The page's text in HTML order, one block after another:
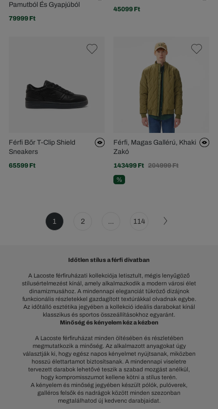
Pamutból És Gyapjúból
79999 Ft
45099 Ft
Férfi Bőr T-Clip Shield
Sneakers
65599 Ft
Férfi, Magas Gallérú, Khaki
Zakó
143499 Ft 204999 Ft
%
1 2 ... 114
Időtlen stílus a férfi divatban
A Lacoste férfiruházati kollekciója letisztult, mégis lenyűgöző
stílusértelmezést kínál, amely alkalmazkodik a modern városi élet
dinamizmusához. A mindennapi eleganciát tükröző dizájnok
funkcionális részletekkel gazdagított textúrákkal olvadnak egybe.
Az időtálló esztétika jegyében a kollekció ideális darabokat kínál
klasszikus és sportos összeállításokhoz egyaránt.
Minőség és kényelem kéz a kézben
A Lacoste férfiruházat minden öltésében és részletében
megmutatkozik a minőség. Az alkalmazott anyagokat úgy
választják ki, hogy egész napos kényelmet nyújtsanak, miközben
hosszú élettartamot biztosítsanak. A mindennapi viseletre
tervezett darabok lehetővé teszik a szabad mozgást anélkül,
hogy kompromisszumot kellene kötni a stílus terén.
A kényelem és minőség jegyében készült pólók, pulóverek,
galléros felsők és nadrágok között minden szezonban
megtalálhatod új kedvenc darabjaidat.